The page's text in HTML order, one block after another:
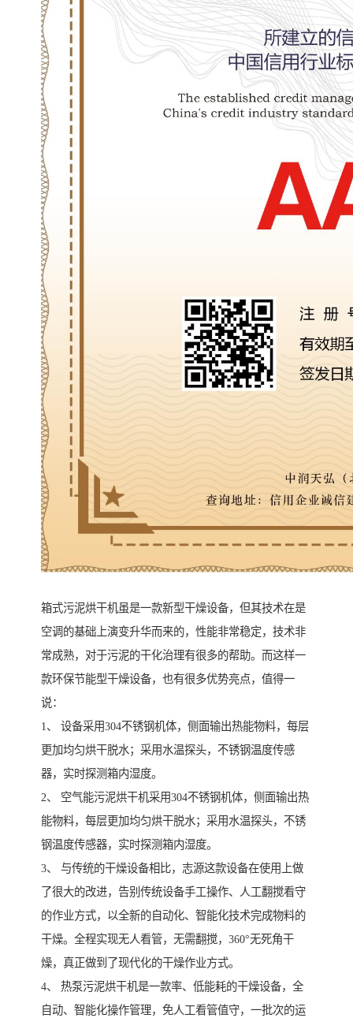
箱式污泥烘干机虽是一款新型干燥设备，但其技术在是
空调的基础上演变升华而来的，性能非常稳定，技术非
常成熟，对于污泥的干化治理有很多的帮助。而这样一
款环保节能型干燥设备，也有很多优势亮点，值得一
说：
1、 设备采用304不锈钢机体，侧面输出热能物料，每层
更加均匀烘干脱水；采用水温探头，不锈钢温度传感
器，实时探测箱内湿度。
2、 空气能污泥烘干机采用304不锈钢机体，侧面输出热
能物料，每层更加均匀烘干脱水；采用水温探头，不锈
钢温度传感器，实时探测箱内湿度。
3、 与传统的干燥设备相比，志源这款设备在使用上做
了很大的改进，告别传统设备手工操作、人工翻搅看守
的作业方式，以全新的自动化、智能化技术完成物料的
干燥。全程实现无人看管，无需翻搅，360°无死角干
燥，真正做到了现代化的干燥作业方式。
4、 热泵污泥烘干机是一款率、低能耗的干燥设备，全
自动、智能化操作管理，免人工看管值守，一批次的运